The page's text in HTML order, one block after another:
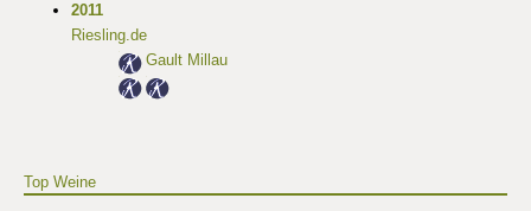
2011
Riesling.de
Gault Millau
Top Weine